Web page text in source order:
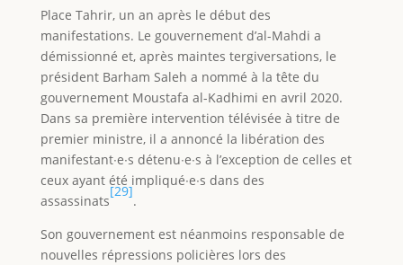
Place Tahrir, un an après le début des
manifestations. Le gouvernement d’al-Mahdi a
démissionné et, après maintes tergiversations, le
président Barham Saleh a nommé à la tête du
gouvernement Moustafa al-Kadhimi en avril 2020.
Dans sa première intervention télévisée à titre de
premier ministre, il a annoncé la libération des
manifestant∙e∙s détenu∙e∙s à l’exception de celles et
ceux ayant été impliqué∙e∙s dans des
assassinats
[29]
.
Son gouvernement est néanmoins responsable de
nouvelles répressions policières lors des